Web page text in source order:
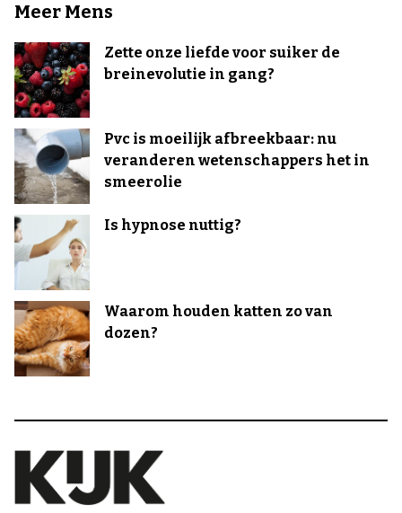
Meer Mens
Zette onze liefde voor suiker de
breinevolutie in gang?
Pvc is moeilijk afbreekbaar: nu
veranderen wetenschappers het in
smeerolie
Is hypnose nuttig?
Waarom houden katten zo van
dozen?